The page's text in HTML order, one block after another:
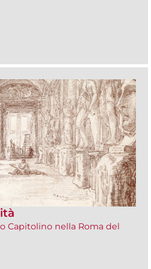
Capitolino nella Roma del